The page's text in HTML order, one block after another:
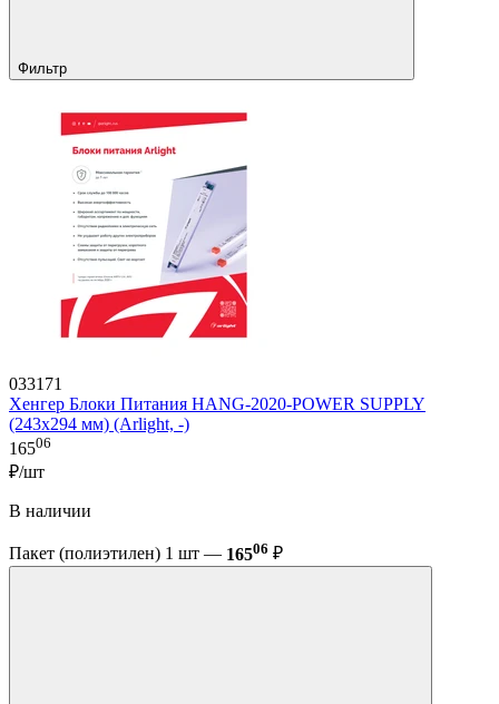
Фильтр
033171
Хенгер Блоки Питания HANG-2020-POWER SUPPLY
(243x294 мм) (Arlight, -)
16506
₽/шт
В наличии
Пакет (полиэтилен) 1 шт — 16506 ₽